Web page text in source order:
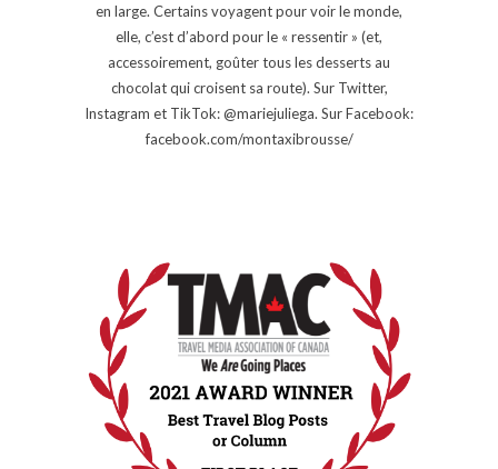
en large. Certains voyagent pour voir le monde,
elle, c’est d’abord pour le « ressentir » (et,
accessoirement, goûter tous les desserts au
chocolat qui croisent sa route). Sur Twitter,
Instagram et TikTok: @mariejuliega. Sur Facebook:
facebook.com/montaxibrousse/